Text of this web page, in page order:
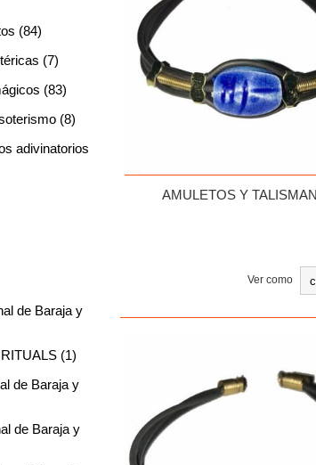
AMULETOS Y
Ver como
(84)
(7)
(83)
(8)
adivinatorios
de Baraja y
(1)
de Baraja y
de Baraja y